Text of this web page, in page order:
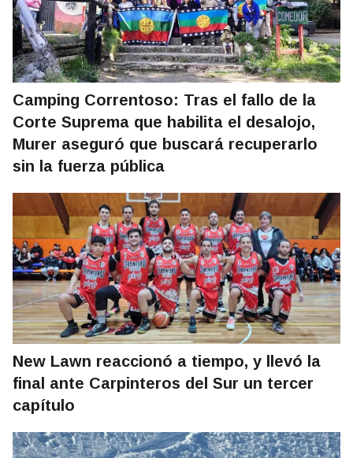
Camping Correntoso: Tras el fallo de la
Corte Suprema que habilita el desalojo,
Murer aseguró que buscará recuperarlo
sin la fuerza pública
New Lawn reaccionó a tiempo, y llevó la
final ante Carpinteros del Sur un tercer
capítulo